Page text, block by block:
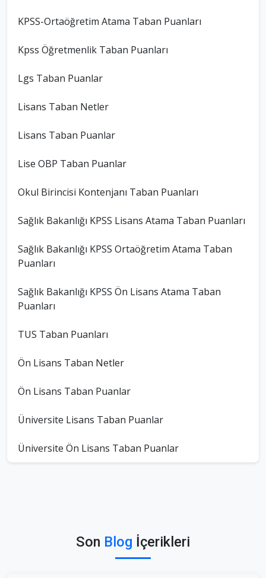
KPSS-Ortaöğretim Atama Taban Puanları
Kpss Öğretmenlik Taban Puanları
Lgs Taban Puanlar
Lisans Taban Netler
Lisans Taban Puanlar
Lise OBP Taban Puanlar
Okul Birincisi Kontenjanı Taban Puanları
Sağlık Bakanlığı KPSS Lisans Atama Taban Puanları
Sağlık Bakanlığı KPSS Ortaöğretim Atama Taban
Puanları
Sağlık Bakanlığı KPSS Ön Lisans Atama Taban
Puanları
TUS Taban Puanları
Ön Lisans Taban Netler
Ön Lisans Taban Puanlar
Üniversite Lisans Taban Puanlar
Üniversite Ön Lisans Taban Puanlar
Son Blog İçerikleri